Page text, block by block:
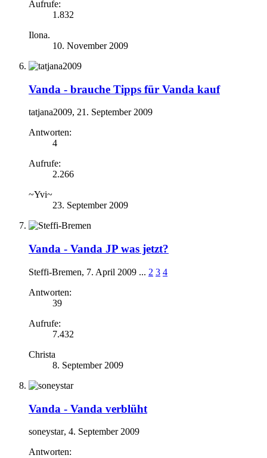
Aufrufe:
1.832
Ilona.
10. November 2009
Vanda - brauche Tipps für Vanda kauf
tatjana2009, 21. September 2009
Antworten:
4
Aufrufe:
2.266
~Yvi~
23. September 2009
Vanda - Vanda JP was jetzt?
Steffi-Bremen, 7. April 2009 ... 2 3 4
Antworten:
39
Aufrufe:
7.432
Christa
8. September 2009
Vanda - Vanda verblüht
soneystar, 4. September 2009
Antworten: